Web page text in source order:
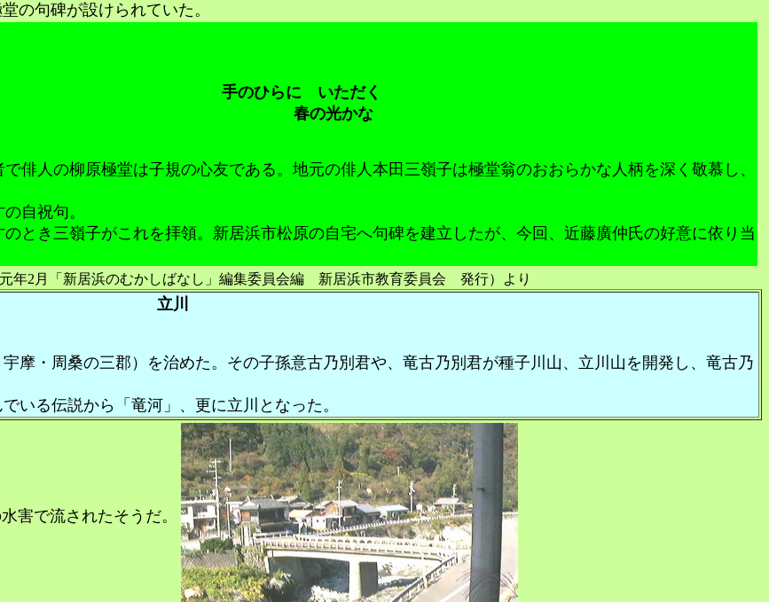
の句碑が設けられていた。
手のひらに いただく
春の光かな
俳人の柳原極堂は子規の心友である。地元の俳人本田三嶺子は極堂翁のおおらかな人柄を深く敬慕し、
自祝句。
とき三嶺子がこれを拝領。新居浜市松原の自宅へ句碑を建立したが、今回、近藤廣仲氏の好意に依り当
元年2月「新居浜のむかしばなし」編集委員会編 新居浜市教育委員会 発行）より
立川
摩・周桑の三郡）を治めた。その子孫意古乃別君や、竜古乃別君が種子川山、立川山を開発し、竜古乃
いる伝説から「竜河」、更に立川となった。
害で流されたそうだ。